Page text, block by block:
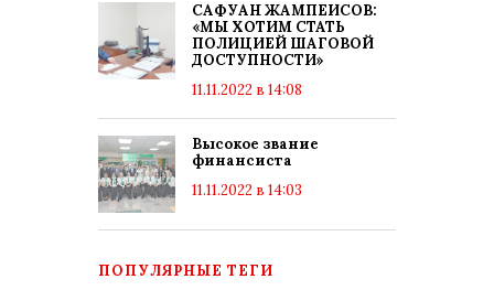
САФУАН ЖАМПЕИСОВ:
«МЫ ХОТИМ СТАТЬ
ПОЛИЦИЕЙ ШАГОВОЙ
ДОСТУПНОСТИ»
11.11.2022 в 14:08
Высокое звание
финансиста
11.11.2022 в 14:03
ПОПУЛЯРНЫЕ ТЕГИ